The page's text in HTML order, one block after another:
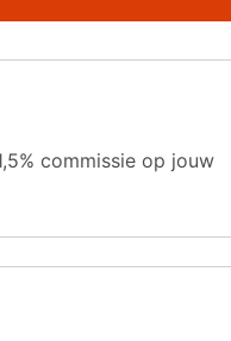
commissie op jouw